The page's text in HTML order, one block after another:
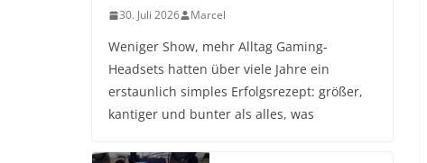
30. Juli 2026 Marcel
Weniger Show, mehr Alltag Gaming-
Headsets hatten über viele Jahre ein
erstaunlich simples Erfolgsrezept: größer,
kantiger und bunter als alles, was